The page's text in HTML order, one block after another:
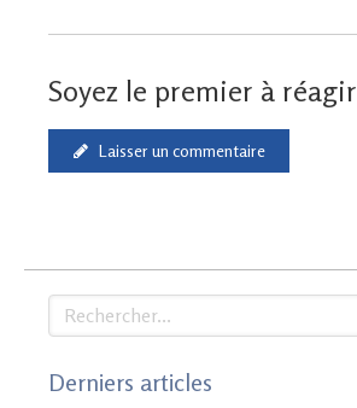
Soyez le premier à réagir
Laisser un commentaire
Rechercher
Derniers articles